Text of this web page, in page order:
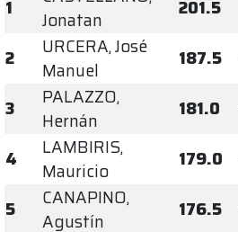
1
Jonatan
201.5
2
URCERA, José
Manuel
187.5
3
PALAZZO,
Hernán
181.0
4
LAMBIRIS,
Mauricio
179.0
5
CANAPINO,
Agustín
176.5